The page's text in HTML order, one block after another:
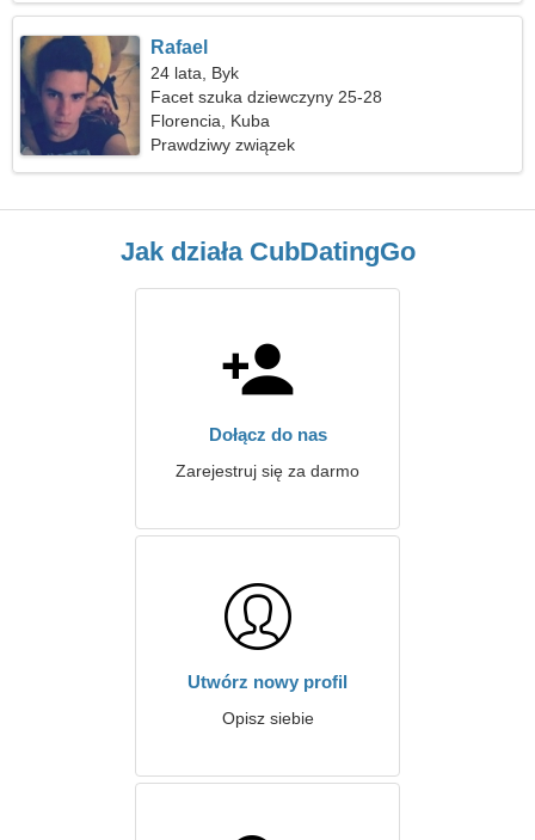
Rafael
24 lata, Byk
Facet szuka dziewczyny 25-28
Florencia, Kuba
Prawdziwy związek
Jak działa CubDatingGo
Dołącz do nas
Zarejestruj się za darmo
Utwórz nowy profil
Opisz siebie